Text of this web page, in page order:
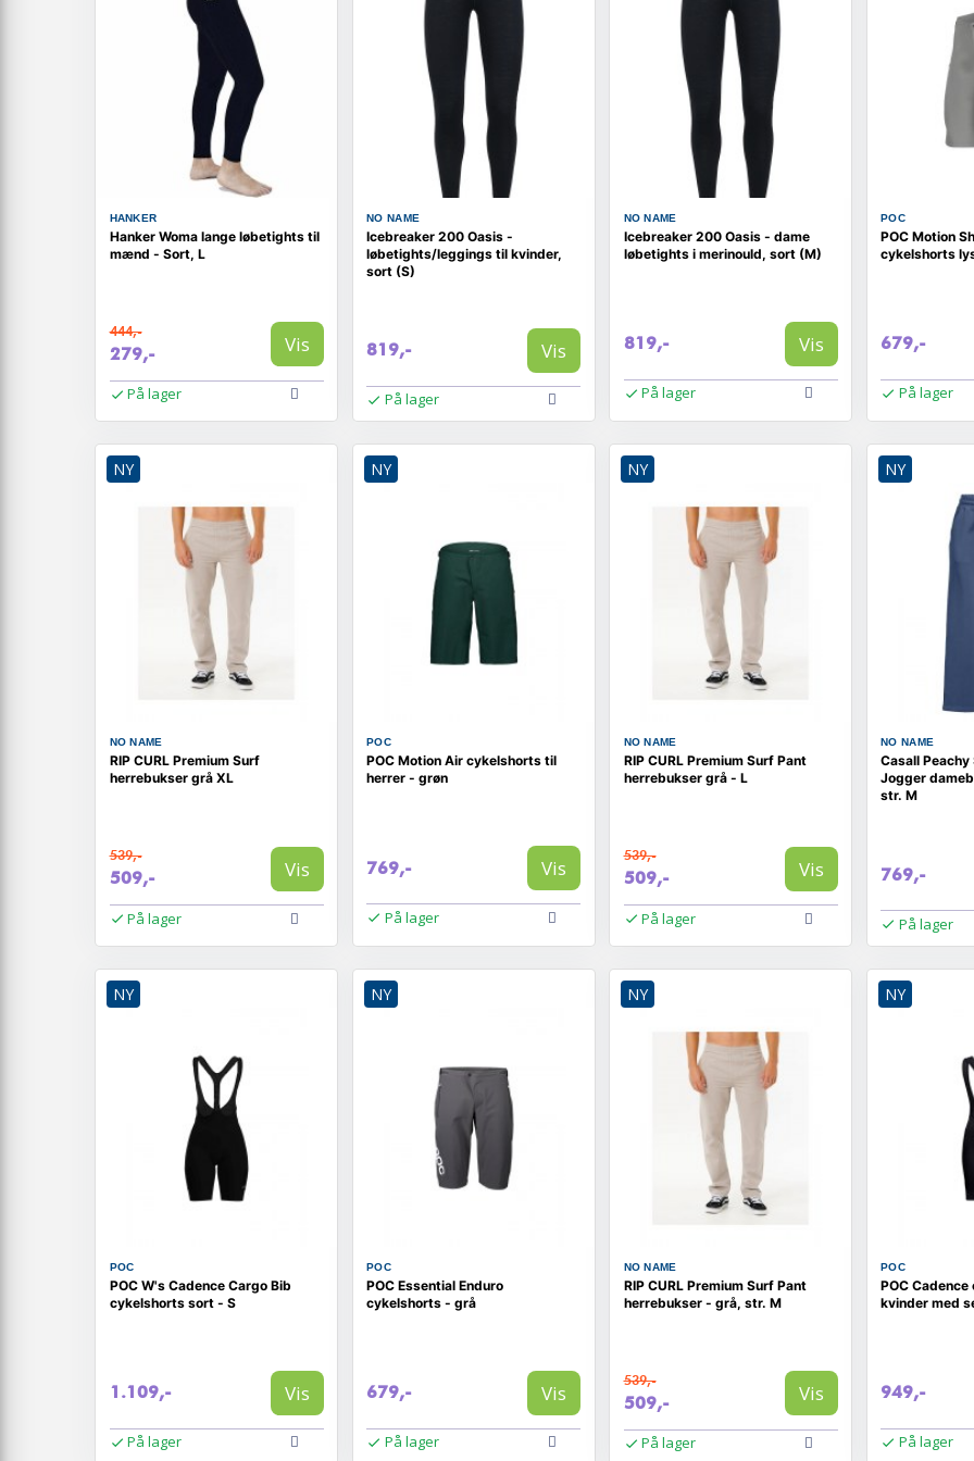
HANKER
Hanker Woma lange løbetights til
mænd - Sort, L
444,-
279,- Vis
På lager
NO NAME
Icebreaker 200 Oasis -
løbetights/leggings til kvinder,
sort (S)
819,- Vis
På lager
NO NAME
Icebreaker 200 Oasis - dame
løbetights i merinould, sort (M)
819,- Vis
På lager
POC
POC Motion
cykelshorts
679,-
På lager
NY
NO NAME
RIP CURL Premium Surf
herrebukser grå XL
539,-
509,- Vis
På lager
NY
POC
POC Motion Air cykelshorts til
herrer - grøn
769,- Vis
På lager
NY
NO NAME
RIP CURL Premium Surf Pant
herrebukser grå - L
539,-
509,- Vis
På lager
NY
NO NAME
Casall
Jogger
str. M
769,-
På lager
NY
POC
POC W's Cadence Cargo Bib
cykelshorts sort - S
1.109,- Vis
På lager
NY
POC
POC Essential Enduro
cykelshorts - grå
679,- Vis
På lager
NY
NO NAME
RIP CURL Premium Surf Pant
herrebukser - grå, str. M
539,-
509,- Vis
På lager
NY
POC
POC
kvinder med
949,-
På lager